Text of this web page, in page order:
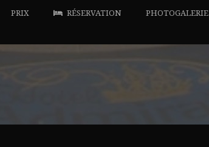
PRIX RÉSERVATION PHOTOGALERIE